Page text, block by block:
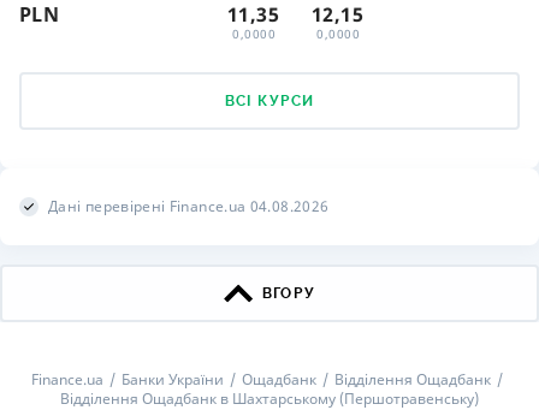
PLN 11,35
0,0000
12,15
0,0000
ВСІ КУРСИ
Дані перевірені Finance.ua 04.08.2026
ВГОРУ
Finance.ua Банки України Ощадбанк
Відділення Ощадбанк
Відділення Ощадбанк в Шахтарському (Першотравенську)